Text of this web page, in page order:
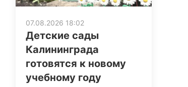
07.08.2026 18:02
Детские сады
Калининграда
готовятся к новому
учебному году